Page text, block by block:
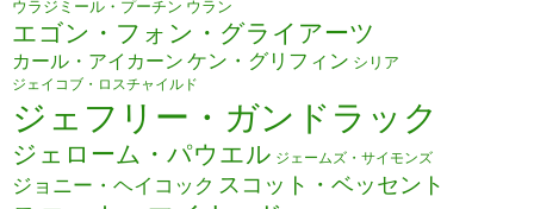
ウラジミール・プーチン ウラン
エゴン・フォン・グライアーツ
カール・アイカーン ケン・グリフィン シリア
ジェイコブ・ロスチャイルド
ジェフリー・ガンドラック
ジェローム・パウエル ジェームズ・サイモンズ
ジョニー・ヘイコック スコット・ベッセント